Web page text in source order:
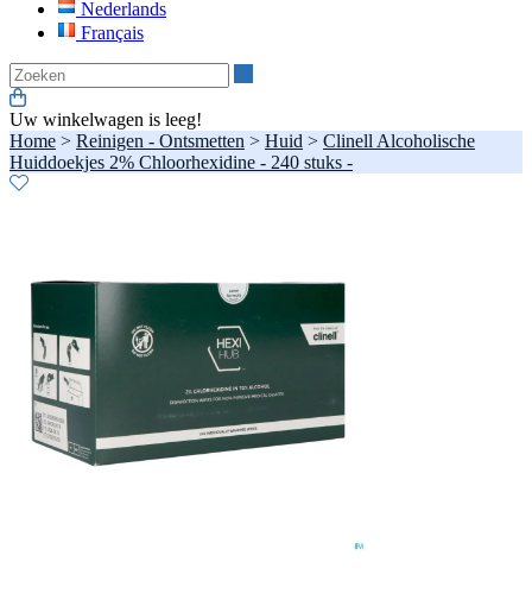
Nederlands
Français
Uw winkelwagen is leeg!
Home > Reinigen - Ontsmetten > Huid > Clinell Alcoholische
Huiddoekjes 2% Chloorhexidine - 240 stuks -